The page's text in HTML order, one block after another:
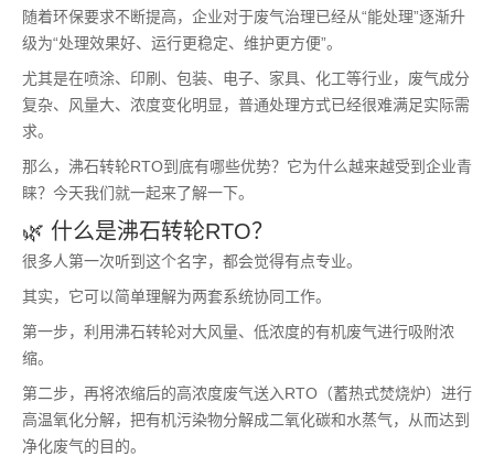
随着环保要求不断提高，企业对于废气治理已经从“能处理”逐渐升
级为“处理效果好、运行更稳定、维护更方便”。
尤其是在喷涂、印刷、包装、电子、家具、化工等行业，废气成分
复杂、风量大、浓度变化明显，普通处理方式已经很难满足实际需
求。
那么，沸石转轮RTO到底有哪些优势？它为什么越来越受到企业青
睐？今天我们就一起来了解一下。
🌿 什么是沸石转轮RTO？
很多人第一次听到这个名字，都会觉得有点专业。
其实，它可以简单理解为两套系统协同工作。
第一步，利用沸石转轮对大风量、低浓度的有机废气进行吸附浓
缩。
第二步，再将浓缩后的高浓度废气送入RTO（蓄热式焚烧炉）进行
高温氧化分解，把有机污染物分解成二氧化碳和水蒸气，从而达到
净化废气的目的。